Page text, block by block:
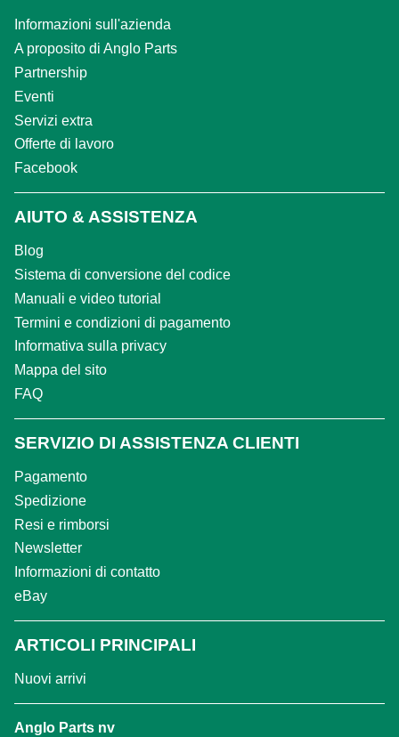
Informazioni sull'azienda
A proposito di Anglo Parts
Partnership
Eventi
Servizi extra
Offerte di lavoro
Facebook
AIUTO & ASSISTENZA
Blog
Sistema di conversione del codice
Manuali e video tutorial
Termini e condizioni di pagamento
Informativa sulla privacy
Mappa del sito
FAQ
SERVIZIO DI ASSISTENZA CLIENTI
Pagamento
Spedizione
Resi e rimborsi
Newsletter
Informazioni di contatto
eBay
ARTICOLI PRINCIPALI
Nuovi arrivi
Anglo Parts nv